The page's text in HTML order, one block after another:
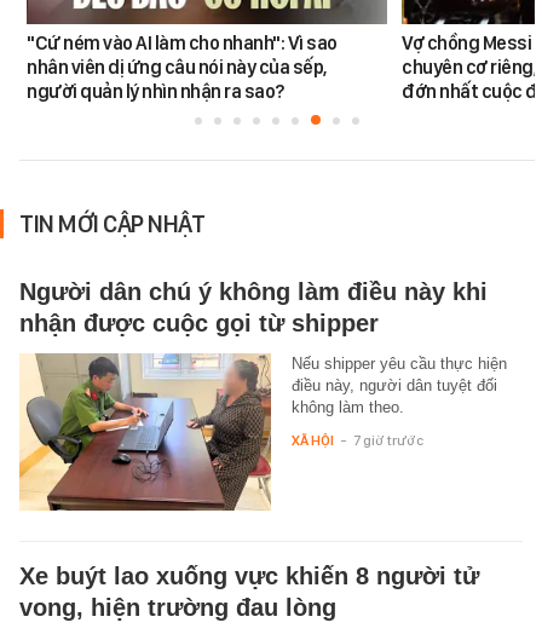
"Cứ ném vào AI làm cho nhanh": Vì sao
nhân viên dị ứng câu nói này của sếp,
người quản lý nhìn nhận ra sao?
Vợ chồng Messi
chuyên cơ
đớn nhất cuộc
TIN MỚI CẬP NHẬT
Người dân chú ý không làm điều này khi
nhận được cuộc gọi từ shipper
Nếu shipper yêu cầu thực hiện
điều này, người dân tuyệt đối
không làm theo.
XÃ HỘI - 7 giờ trước
Xe buýt lao xuống vực khiến 8 người tử
vong, hiện trường đau lòng